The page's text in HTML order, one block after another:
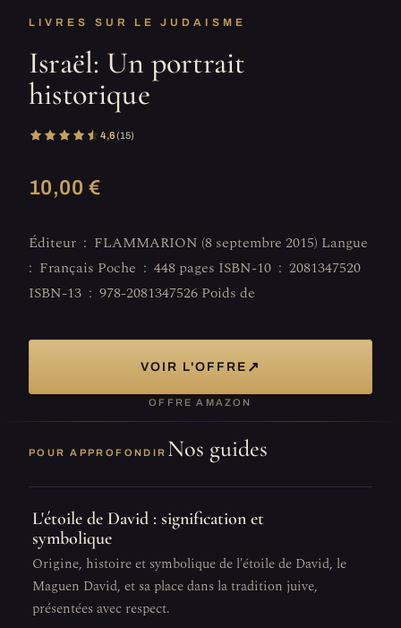
LIVRES SUR LE JUDAISME
Israël: Un portrait
historique
4,6(15)
10,00 €
Éditeur ‏ : ‎ FLAMMARION (8 septembre 2015) Langue ‏
: ‎ Français Poche ‏ : ‎ 448 pages ISBN-10 ‏ : ‎ 2081347520
ISBN-13 ‏ : ‎ 978-2081347526 Poids de
VOIR L'OFFRE ↗
OFFRE AMAZON
POUR APPROFONDIR Nos guides
L'étoile de David : signification et
symbolique
Origine, histoire et symbolique de l'étoile de David, le
Maguen David, et sa place dans la tradition juive,
présentées avec respect.